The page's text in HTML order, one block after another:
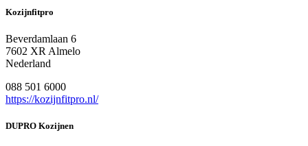
Kozijnfitpro
Beverdamlaan 6
7602 XR Almelo
Nederland
088 501 6000
https://kozijnfitpro.nl/
DUPRO Kozijnen